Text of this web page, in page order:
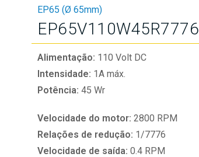
EP65 (Ø 65mm)
EP65V110W45R7776
Alimentação: 110 Volt DC
Intensidade: 1A máx.
Potência: 45 Wr
Velocidade do motor: 2800 RPM
Relações de redução: 1/7776
Velocidade de saída: 0.4 RPM